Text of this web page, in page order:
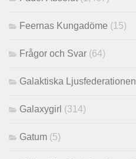
Feernas Kungadöme (15)
Frågor och Svar (64)
Galaktiska Ljusfederationen
Galaxygirl (314)
Gatum (5)